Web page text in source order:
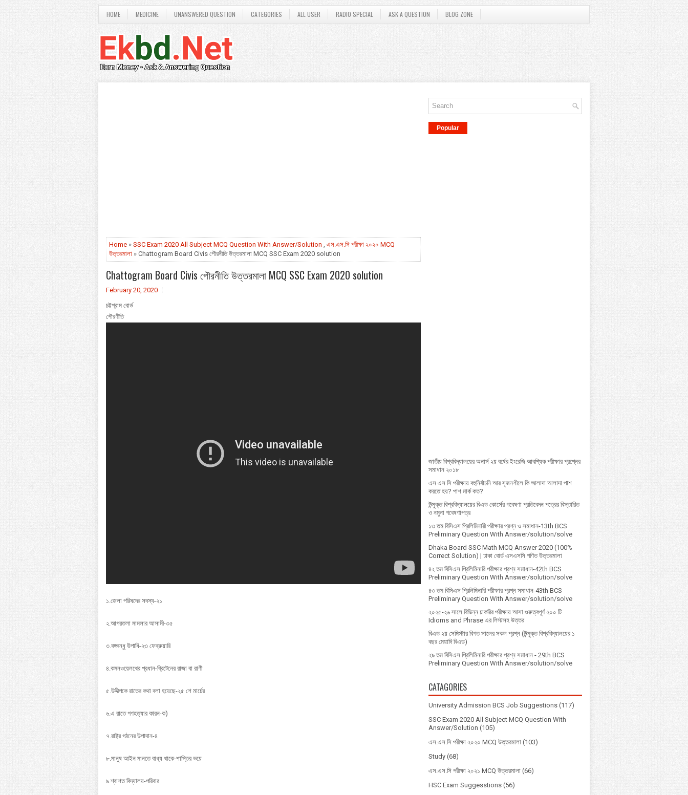
HOME MEDICINE UNANSWERED QUESTION CATEGORIES ALL USER RADIO SPECIAL ASK A QUESTION BLOG ZONE
Home » SSC Exam 2020 All Subject MCQ Question With Answer/Solution , এস.এস.সি পরীক্ষা ২০২০ MCQ
উত্তরমালা » Chattogram Board Civis পৌরনীতি উত্তরমালা MCQ SSC Exam 2020 solution
Chattogram Board Civis পৌরনীতি উত্তরমালা MCQ SSC Exam 2020 solution
February 20, 2020
চট্টগ্রাম বোর্ড
পৌরণীতি
১.জেলা পরিষদের সদস্য-২১
২.আগরতলা মামলার আসামী-৩৫
৩.বঙ্গবন্ধু উপাধি-২৩ ফেব্রুয়ারি
৪.কমনওয়েলথের প্রধান-ব্রিটেনের রাজা বা রাণী
৫.উদ্দীপকে রাতের কথা বলা হয়েছে-২৫ শে মার্চের
৬.এ রাতে গণহত্যার কারন-ক)
৭.রাষ্ট্র গঠনের উপাদান-৪
৮.মানুষ আইন মানতে বাধ্য থাকে-শাস্তির ভয়ে
৯.শ্বাশত বিদ্যালয়-পরিবার
Popular
জাতীয় বিশ্ববিদ্যালয়ের অনার্স ২য় বর্ষের ইংরেজি আবশ্যিক পরীক্ষার প্রশ্নের
সমাধান ২০১৮
এস এস সি পরীক্ষায় বহুনির্বাচনি আর সৃজনশীলে কি আলাদা আলাদা পাশ
করতে হয়? পাশ মার্ক কত?
উন্মুক্ত বিশ্ববিদ্যালয়ের বিএড কোর্সের গবেষণা প্রতিবেদন পত্রের বিস্তারিত
ও নমুনা গবেষণাপত্র
১৩ তম বিসিএস প্রি‌লি‌মিনারী পরীক্ষার প্রশ্ন ও সমাধান-13th BCS
Preliminary Question With Answer/solution/solve
Dhaka Board SSC Math MCQ Answer 2020 (100%
Correct Solution) | ঢাকা বোর্ড এসএসসি গণিত উত্তরমালা
৪২ তম বিসিএস প্রিলিমিনারি পরীক্ষার প্রশ্ন সমাধান-42th BCS
Preliminary Question With Answer/solution/solve
৪৩ তম বিসিএস প্রিলিমিনারি পরীক্ষার প্রশ্ন সমাধান-43th BCS
Preliminary Question With Answer/solution/solve
২০২৫-২৬ সালে বিভিন্ন চাকরির পরীক্ষায় আসা গুরুত্বপূর্ণ ২০০ টি
Idioms and Phrase এর লিস্টসহ উত্তর
বিএড ২য় সেমিস্টার বিগত সালের সকল প্রশ্ন (উন্মুক্ত বিশ্ববিদ্যালয়ের ১
বছর মেয়াদি বিএড)
২৯ তম বিসিএস প্রিলিমিনারি পরীক্ষার প্রশ্ন সমাধান - 29th BCS
Preliminary Question With Answer/solution/solve
CATAGORIES
University Admission BCS Job Suggestions (117)
SSC Exam 2020 All Subject MCQ Question With
Answer/Solution (105)
এস.এস.সি পরীক্ষা ২০২০ MCQ উত্তরমালা (103)
Study (68)
এস.এস.সি পরীক্ষা ২০২১ MCQ উত্তরমালা (66)
HSC Exam Suggesstions (56)